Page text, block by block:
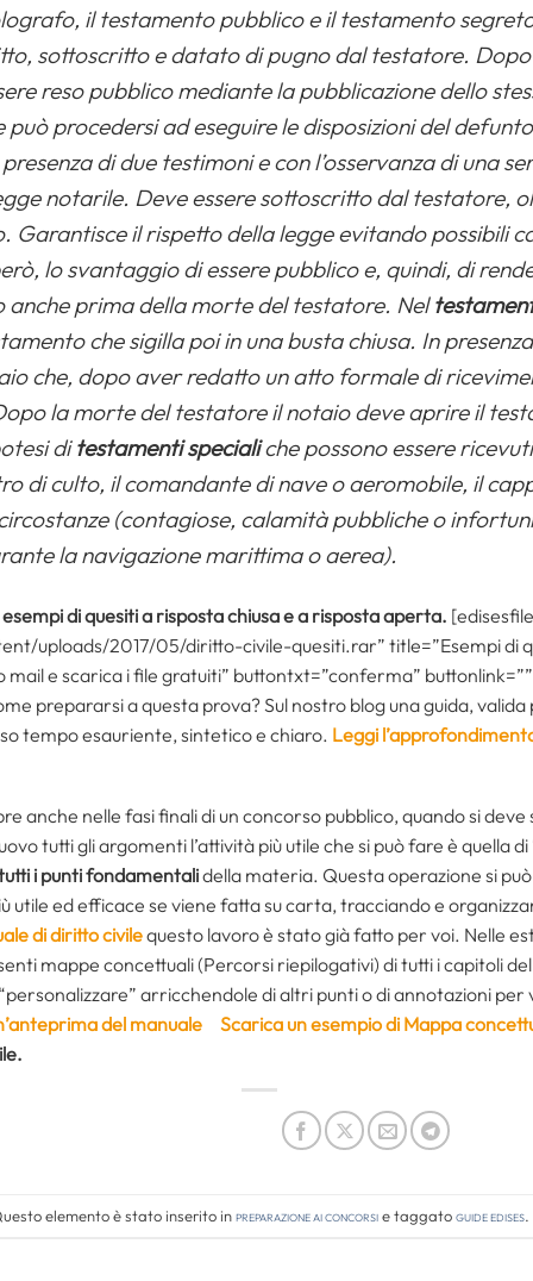
il testamento pubblico e il testamento
sottoscritto e datato di pugno dal testatore.
reso pubblico mediante la pubblicazione dello
può procedersi ad eseguire le disposizioni del
di due testimoni e con l’osservanza di una
notarile. Deve essere sottoscritto dal testatore,
Garantisce il rispetto della legge evitando possibili
lo svantaggio di essere pubblico e, quindi, di
anche prima della morte del testatore. Nel
che sigilla poi in una busta chiusa. In
che, dopo aver redatto un atto formale di
la morte del testatore il notaio deve aprire il
ditestamenti specialiche possono essere
di culto, il comandante di nave o aeromobile, il
(contagiose, calamità pubbliche o
la navigazione marittima o aerea).
di quesiti a risposta chiusa e a risposta aperta.
uploads/2017/05/diritto-civile-quesiti.rar” title=”Esempi di
e scarica i file gratuiti” buttontxt=”conferma”
prepararsi a questa prova? Sul nostro blog una guida,
tempo esauriente, sintetico e chiaro. Leggi
anche nelle fasi finali di un concorso pubblico, quando si
tutti gli argomenti l’attività più utile che si può fare è quella
i punti fondamentalidella materia. Questa operazione si
utile ed efficace se viene fatta su carta, tracciando e
di diritto civilequesto lavoro è stato già fatto per voi. Nelle
mappe concettuali (Percorsi riepilogativi) di tutti i capitoli
arricchendole di altri punti o di annotazioni
del manuale
Scarica un esempio di Mappa
elemento è stato inserito inPreparazione ai concorsie taggatoguide edises.